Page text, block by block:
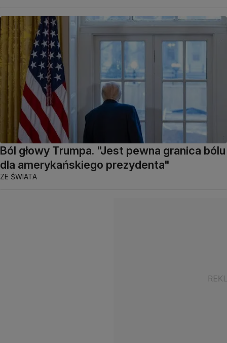
Ból głowy Trumpa. "Jest pewna granica bólu
dla amerykańskiego prezydenta"
ZE ŚWIATA